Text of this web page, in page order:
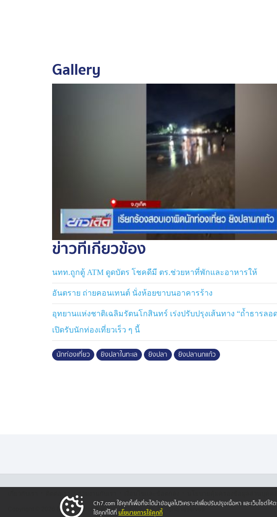
Gallery
ข่าวที่เกี่ยวข้อง
นทท.ถูกตู้ ATM ดูดบัตร โชคดีมี ตร.ช่วยหาที่พักและอาหารให้
อันตราย ถ่ายคอนเทนต์ นั่งห้อยขาบนอาคารร้าง
อุทยานแห่งชาติเฉลิมรัตนโกสินทร์ เร่งปรับปรุงเส้นทาง “ถ้ำธาร
เปิดรับนักท่องเที่ยวเร็ว ๆ นี้
นักท่องเที่ยว ยิงปลาในทะเล ยิงปลา ยิงปลานกแก้ว
Copyright © 2026 Bangkok Broadcasting & T.V. Co.,Ltd. All rights reserved
Ch7.com ใช้คุกกี้เพื่อที่จะได้นำข้อมูลไปวิเคราะห์เพื่อปรับปรุงเนื้อหา และเว็บไซ
ใช้คุกกี้ได้ที่นโยบายการใช้คุกกี้